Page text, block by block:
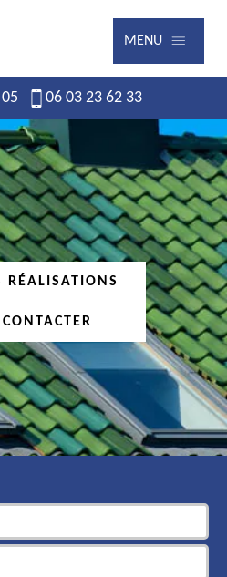
MENU
06 03 23 62 33
RÉALISATIONS